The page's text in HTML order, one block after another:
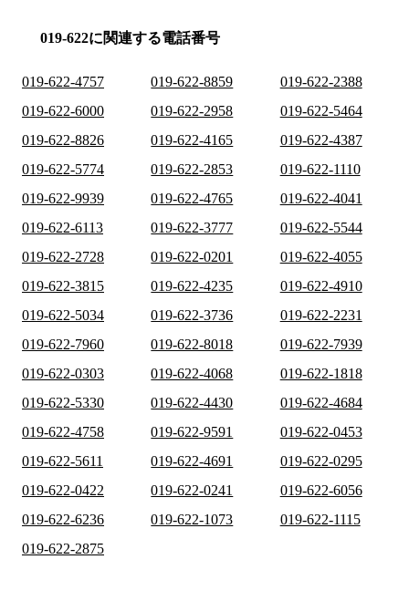
019-622に関連する電話番号
019-622-4757 019-622-8859
019-622-2388
019-622-6000
019-622-2958
019-622-5464
019-622-8826
019-622-4165
019-622-4387
019-622-5774
019-622-2853
019-622-1110
019-622-9939
019-622-4765
019-622-4041
019-622-6113
019-622-3777
019-622-5544
019-622-2728
019-622-0201
019-622-4055
019-622-3815
019-622-4235
019-622-4910
019-622-5034
019-622-3736
019-622-2231
019-622-7960
019-622-8018
019-622-7939
019-622-0303
019-622-4068
019-622-1818
019-622-5330
019-622-4430
019-622-4684
019-622-4758
019-622-9591
019-622-0453
019-622-5611
019-622-4691
019-622-0295
019-622-0422
019-622-0241
019-622-6056
019-622-6236
019-622-1073
019-622-1115
019-622-2875